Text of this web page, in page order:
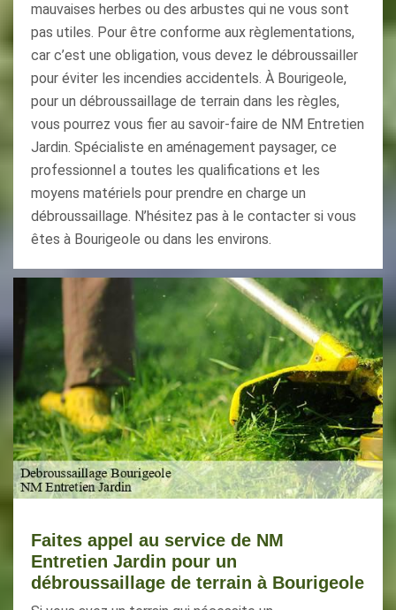
mauvaises herbes ou des arbustes qui ne vous sont
pas utiles. Pour être conforme aux règlementations,
car c’est une obligation, vous devez le débroussailler
pour éviter les incendies accidentels. À Bourigeole,
pour un débroussaillage de terrain dans les règles,
vous pourrez vous fier au savoir-faire de NM Entretien
Jardin. Spécialiste en aménagement paysager, ce
professionnel a toutes les qualifications et les
moyens matériels pour prendre en charge un
débroussaillage. N’hésitez pas à le contacter si vous
êtes à Bourigeole ou dans les environs.
Faites appel au service de NM
Entretien Jardin pour un
débroussaillage de terrain à Bourigeole